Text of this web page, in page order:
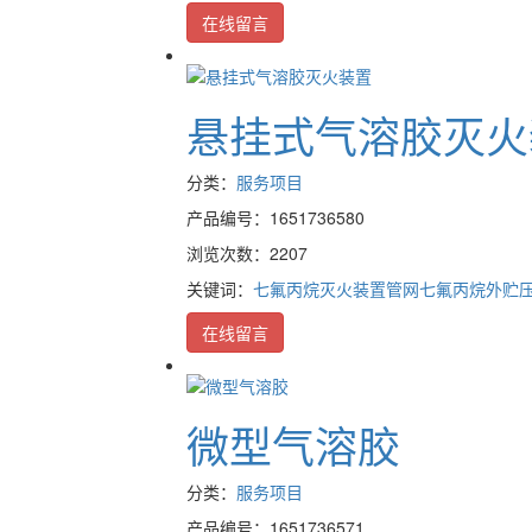
在线留言
悬挂式气溶胶灭
分类： 服务项目
产品编号：1651736580
浏览次数：2207
关键词： 七氟丙烷灭火装置管网七氟丙烷外贮
在线留言
微型气溶胶
分类： 服务项目